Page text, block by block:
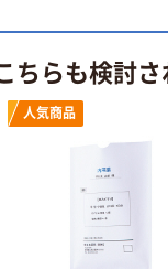
ちらも検討
人気商品